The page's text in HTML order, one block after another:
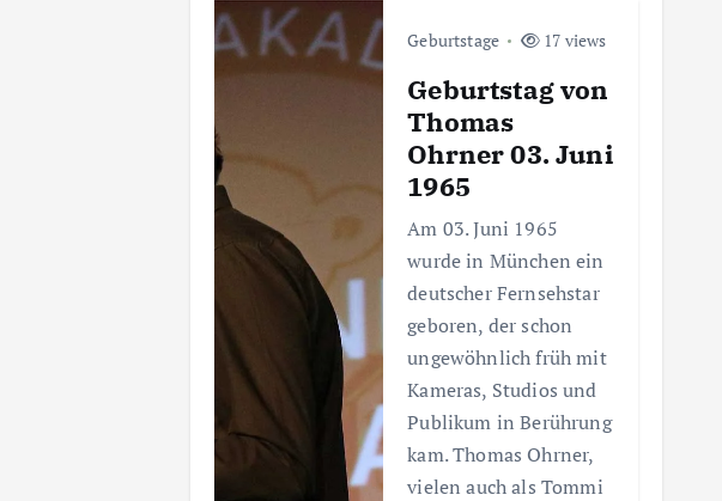
Geburtstage 17 views
Geburtstag von
Thomas
Ohrner 03. Juni
1965
Am 03. Juni 1965
wurde in München ein
deutscher Fernsehstar
geboren, der schon
ungewöhnlich früh mit
Kameras, Studios und
Publikum in Berührung
kam. Thomas Ohrner,
vielen auch als Tommi